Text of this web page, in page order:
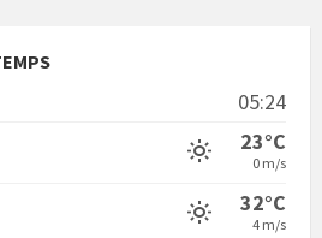
05:24
23°C
0 m/s
32°C
4 m/s